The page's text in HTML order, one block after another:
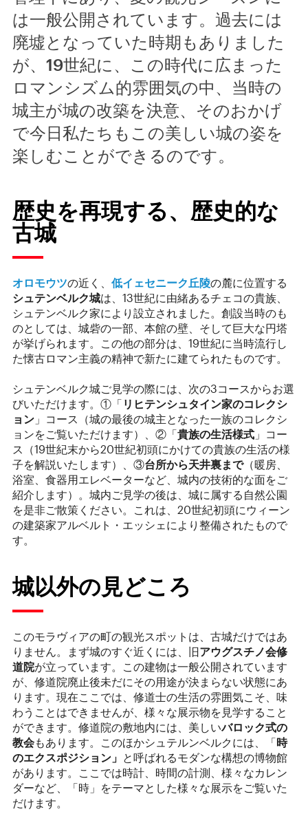
は一般公開されています。過去には
廃墟となっていた時期もありました
が、19世紀に、この時代に広まった
ロマンシズム的雰囲気の中、当時の
城主が城の改築を決意、そのおかげ
で今日私たちもこの美しい城の姿を
楽しむことができるのです。
歴史を再現する、歴史的な
古城
オロモウツの近く、 低イェセニーク丘陵の麓に位置する
シュテンベルク城は、13世紀に由緒あるチェコの貴族、
シュテンベルク家により設立されました。創設当時のも
のとしては、城砦の一部、本館の壁、そして巨大な円塔
が挙げられます。この他の部分は、19世紀に当時流行し
た懐古ロマン主義の精神で新たに建てられたものです。
シュテンベルク城ご見学の際には、次の3コースからお選
びいただけます。①「 リヒテンシュタイン家のコレクシ
ョン 」コース（城の最後の城主となった一族のコレクシ
ョンをご覧いただけます）、②「貴族の生活様式 」コー
ス（19世紀末から20世紀初頭にかけての貴族の生活の様
子を解説いたします）、③台所から天井裏まで（暖房、
浴室、食器用エレベーターなど、城内の技術的な面をご
紹介します）。城内ご見学の後は、城に属する自然公園
を是非ご散策ください。これは、20世紀初頭にウィーン
の建築家アルベルト・エッシェにより整備されたもので
す。
城以外の見どころ
このモラヴィアの町の観光スポットは、古城だけではあ
りません。まず城のすぐ近くには、旧アウグスチノ会修
道院が立っています。この建物は一般公開されています
が、修道院廃止後未だにその用途が決まらない状態にあ
ります。現在ここでは、修道士の生活の雰囲気こそ、味
わうことはできませんが、様々な展示物を見学すること
ができます。修道院の敷地内には、美しいバロック式の
教会もあります。このほかシュテルンベルクには、「時
のエクスポジション」 と呼ばれるモダンな構想の博物館
があります。ここでは時計、時間の計測、様々なカレン
ダーなど、「時」をテーマとした様々な展示をご覧いた
だけます。